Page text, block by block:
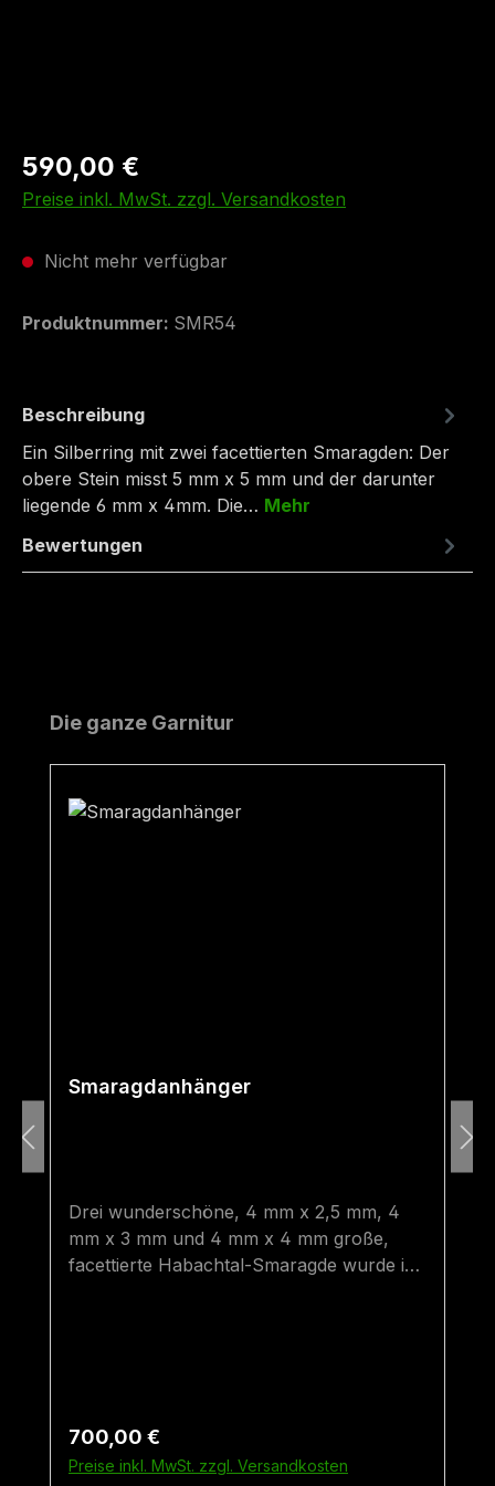
590,00 €
Preise inkl. MwSt. zzgl. Versandkosten
Nicht mehr verfügbar
Produktnummer: SMR54
Beschreibung
Ein Silberring mit zwei facettierten Smaragden: Der
obere Stein misst 5 mm x 5 mm und der darunter
liegende 6 mm x 4mm. Die… Mehr
Bewertungen
Produktgalerie überspringen
Die ganze Garnitur
Smaragdanhänger
Drei wunderschöne, 4 mm x 2,5 mm, 4
mm x 3 mm und 4 mm x 4 mm große,
facettierte Habachtal-Smaragde wurde in
beim Smaragdbergbau im Habachtal
(Bramberg, Salzburg, Österreich)
gefunden und haben eine TOP-Qualität.
Regulärer Preis:
700,00 €
Preise inkl. MwSt. zzgl. Versandkosten